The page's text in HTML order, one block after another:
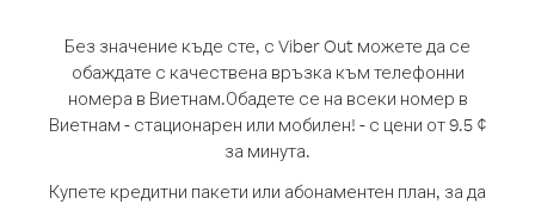
Без значение къде сте, с Viber Out можете да се
обаждате с качествена връзка към телефонни
номера в Виетнам.Обадете се на всеки номер в
Виетнам - стационарен или мобилен! - с цени от 9.5 ¢
за минута.
Купете кредитни пакети или абонаментен план, за да